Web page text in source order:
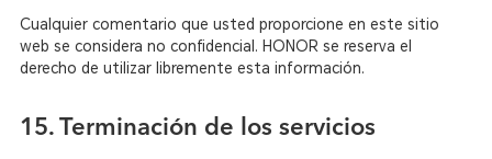
Cualquier comentario que usted proporcione en este sitio
web se considera no confidencial. HONOR se reserva el
derecho de utilizar libremente esta información.
15. Terminación de los servicios